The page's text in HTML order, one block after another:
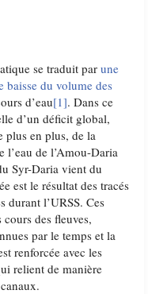
se traduit parune
baisse du volume des
d’eau[1]. Dans ce
d’un déficit global,
plus en plus, de la
de l’Amou-Daria
Syr-Daria vient du
est le résultat des tracés
durant l’URSS. Ces
des fleuves,
par le temps et la
renforcée avec les
relient de manière